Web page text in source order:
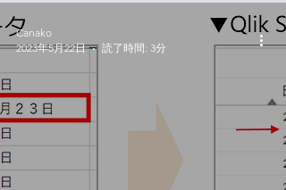
Canako
2023年5月22日
読了時間: 3分